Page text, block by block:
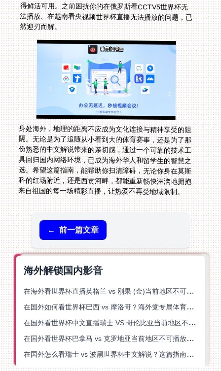
然迎刃而解。
身处海外，地理的距离不应成为文化连接与精神享受的阻
隔。无论是为了追随从小看到大的体育赛事，还是为了那
份熟悉的中文解说带来的亲切感，通过一个可靠的技术工
具回归国内网络环境，已成为海外华人和留学生的智慧之
选。希望这篇指南，能帮助你扫清障碍，无论你身在莫斯
科的红场附近，还是西贡河畔，都能重新畅快淋漓地拥抱
来自祖国的每一场精彩直播，让热爱不再受地域限制。
← 前一篇文章
海外解锁国内影音
在海外看世界杯直播英格兰 vs 刚果 (金)当前地区不可播放？这篇指南帮你突破所有限制
在国外如何看世界杯巴西 vs 摩洛哥？海外党专属体育观赛指南来了
在国外看世界杯中文直播瑞士 VS 哥伦比亚当前地区不可播放？这篇指南帮你搞定
在国外看世界杯巴拿马 vs 克罗地亚当前地区不可播放？这篇指南帮你轻松解决海外体育直播难题
在国外怎么看瑞士 vs 波黑世界杯中文解说？这篇指南帮你搞定所有地区限制问题